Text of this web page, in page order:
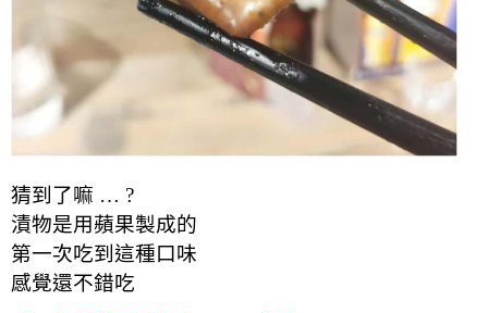
猜到了嘛 … ?
漬物是用蘋果製成的
第一次吃到這種口味
感覺還不錯吃